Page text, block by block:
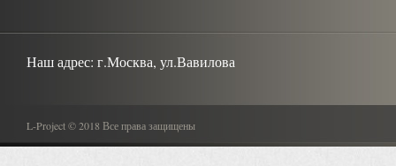
Наш адрес: г.Москва, ул.Вавилова
L-Project © 2018 Все права защищены